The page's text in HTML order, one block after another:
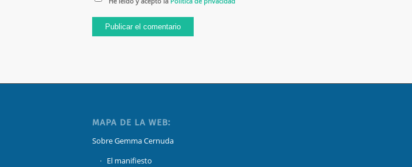
MAPA DE LA WEB:
Sobre Gemma Cernuda
El manifiesto